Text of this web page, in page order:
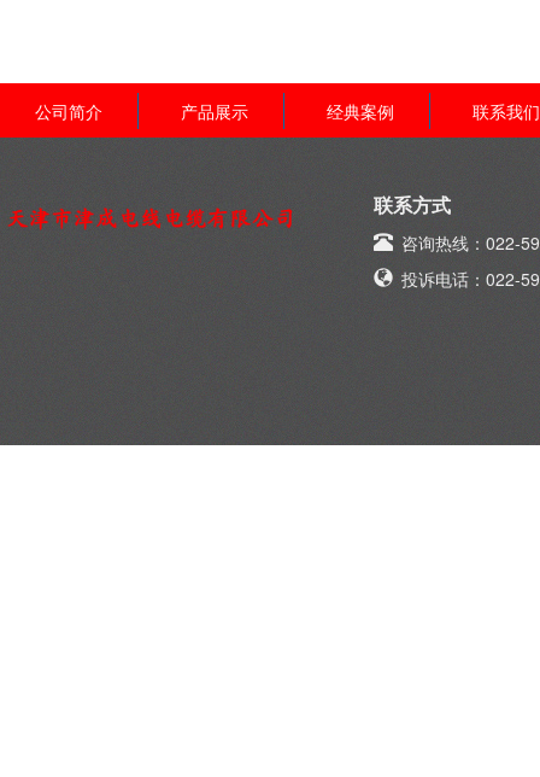
公司简介 产品展示 经典案例 联系我们
联系方式
咨询热线：022-
投诉电话：022-